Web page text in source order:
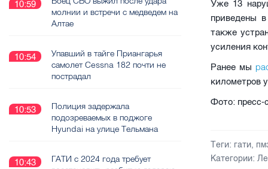
Уже 13
приведены
также
усиления
Ранее мы
километров
Фото: пресс-
Теги: гати,
Категории:
10:59
молнии и встречи с медведем на
Алтае
10:54
Упавший в тайге Приангарья
самолет Cessna 182 почти не
пострадал
10:53
Полиция задержала
подозреваемых в поджоге
Hyundai на улице Тельмана
10:43
ГАТИ с 2024 года требует